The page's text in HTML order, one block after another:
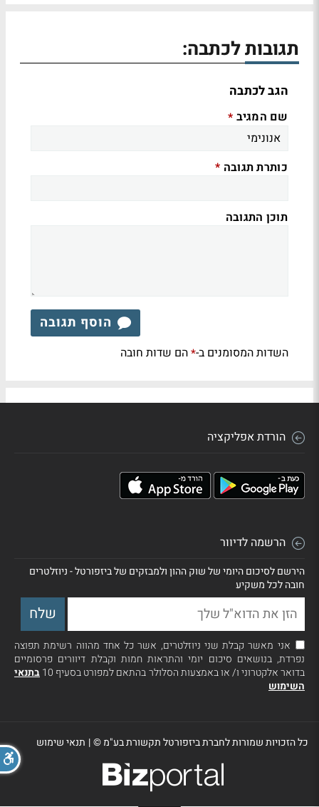
תגובות לכתבה:
הגב לכתבה
שם המגיב *
כותרת תגובה *
תוכן התגובה
הוסף תגובה
השדות המסומנים ב-*הם שדות חובה
הורדת אפליקציה
הרשמה לדיוור
הירשם לסיכום היומי של שוק ההון ולמבזקים של ביזפורטל - ניוזלטרים
חובה לכל משקיע
אני מאשר קבלת שני ניוזלטרים, אשר כל אחד מהווה רשימת תפוצה
נפרדת, בנושאים סיכום יומי והתראות חמות וקבלת דיוורים פרסומיים
בדואר אלקטרוני ו/ או באמצעות הסלולר בהתאם למפורט בסעיף 10
בתנאי
השימוש
כל הזכויות שמורות לחברת ביזפורטל תקשורת בע"מ ©| תנאי שימוש